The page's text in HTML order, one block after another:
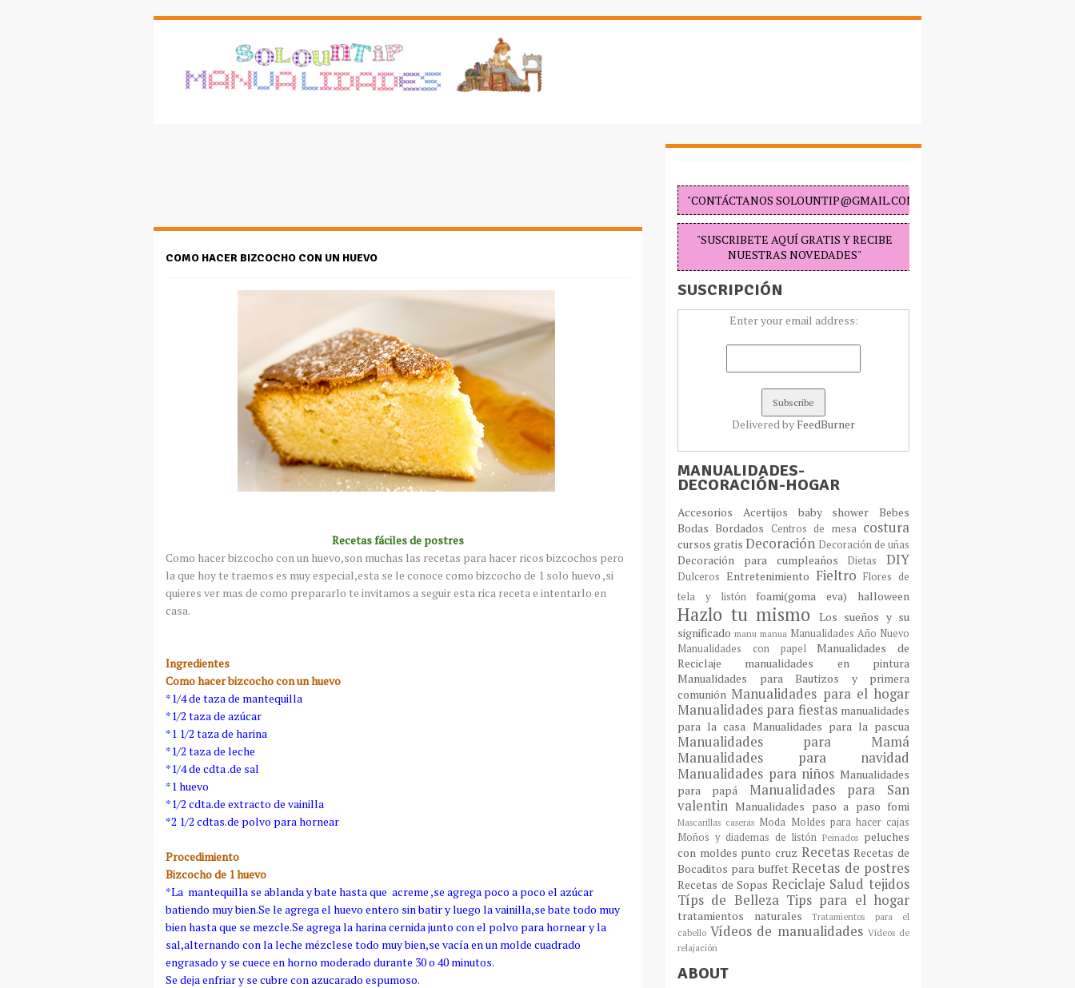
COMO HACER BIZCOCHO CON UN HUEVO
Recetas fáciles de postres
Como hacer bizcocho con un huevo,son muchas las recetas para hacer ricos bizcochos pero
la que hoy te traemos es muy especial,esta se le conoce como bizcocho de 1 solo huevo ,si
quieres ver mas de como prepararlo te invitamos a seguir esta rica receta e intentarlo en
casa.
Ingredientes
Como hacer bizcocho con un huevo
*1/4 de taza de mantequilla
*1/2 taza de azúcar
*1 1/2 taza de harina
*1/2 taza de leche
*1/4 de cdta .de sal
*1 huevo
*1/2 cdta.de extracto de vainilla
*2 1/2 cdtas.de polvo para hornear
Procedimiento
Bizcocho de 1 huevo
*La mantequilla se ablanda y bate hasta que acreme ,se agrega poco a poco el azúcar
batiendo muy bien.Se le agrega el huevo entero sin batir y luego la vainilla,se bate todo muy
bien hasta que se mezcle.Se agrega la harina cernida junto con el polvo para hornear y la
sal,alternando con la leche mézclese todo muy bien,se vacía en un molde cuadrado
engrasado y se cuece en horno moderado durante 30 o 40 minutos.
Se deja enfriar y se cubre con azucarado espumoso.
"CONTÁCTANOS SOLOUNTIP@GMAIL.COM "
"SUSCRIBETE AQUÍ GRATIS Y RECIBE
NUESTRAS NOVEDADES"
SUSCRIPCIÓN
Enter your email address:
Delivered by FeedBurner
MANUALIDADES-
DECORACIÓN-HOGAR
Accesorios Acertijos baby shower Bebes
BodasBordados Centros de mesa costura
cursos gratis Decoración Decoración de uñas
Decoración para cumpleaños Dietas DIY
Dulceros Entretenimiento FieltroFlores de
tela y listón foami(goma eva) halloween
Hazlo tu mismo
Los sueños y su
significado manu manua Manualidades Año Nuevo
Manualidades con papelManualidades de
Reciclaje manualidades en pintura
Manualidades para Bautizos y primera
comuniónManualidades para el hogar
Manualidades para fiestas manualidades
para la casa Manualidades para la pascua
Manualidades para Mamá
Manualidades para navidad
Manualidades para niños Manualidades
para papá Manualidades para San
valentinManualidades paso a paso fomi
Mascarillas caseras Moda Moldes para hacer cajas
Moños y diademas de listónPeinados peluches
con moldes punto cruz RecetasRecetas de
Bocaditos para buffetRecetas de postres
Recetas de Sopas Reciclaje Saludtejidos
Típs de Belleza Tips para el hogar
tratamientos naturales
Tratamientos para el
cabello Vídeos de manualidades Vídeos de
relajación
ABOUT